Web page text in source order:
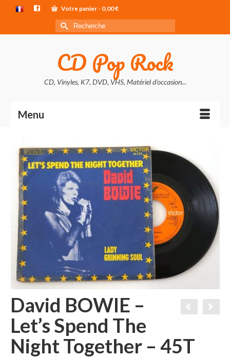
Votre panier - 0,00€
Rechercher :
CD Pop Rock
CD, Vinyles, K7, DVD, VHS, Matériel d'occasion...
Menu
David BOWIE –
Let’s Spend The
Night Together – 45T